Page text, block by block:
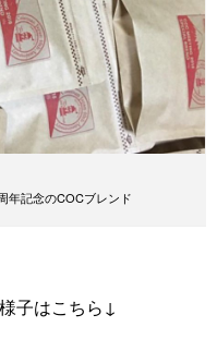
年記念のCOCブレンド
子はこちら↓